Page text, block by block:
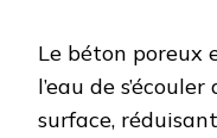
Le béton poreux
l’eau de
surface,